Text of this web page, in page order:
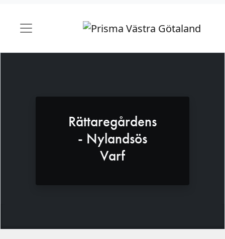
Rättaregårdens
- Nylandsös
Varf